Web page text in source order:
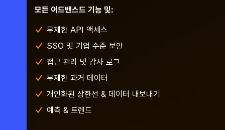
모든 어드밴스드 기능 및:
무제한 API 액세스
SSO 및 기업 수준 보안
접근 관리 및 감사 로그
무제한 과거 데이터
개인화된 상한선 & 데이터 내보내기
예측 & 트렌드